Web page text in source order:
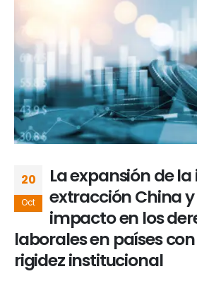
20
Oct
La expansión de
extracción China
impacto en los
laborales en países
rigidez institucional